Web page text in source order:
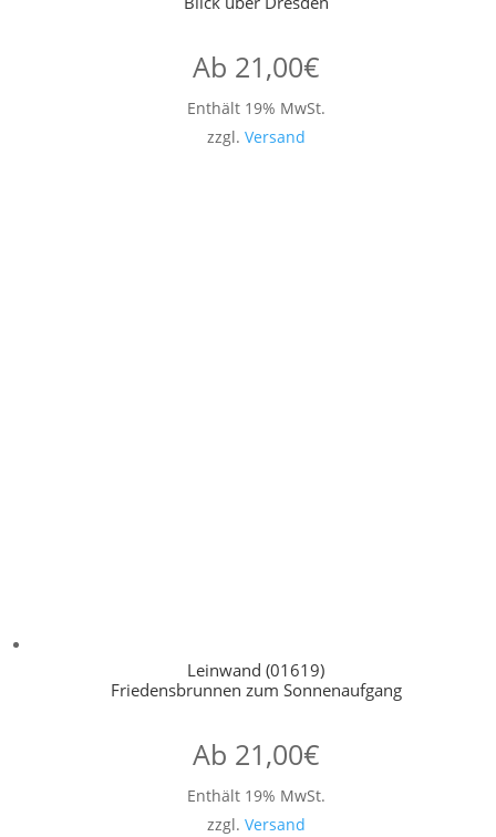
Ab 21,00€
Enthält 19% MwSt.
zzgl. Versand
Leinwand (01619)
Friedensbrunnen zum Sonnenaufgang
Ab 21,00€
Enthält 19% MwSt.
zzgl. Versand